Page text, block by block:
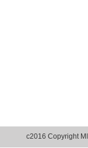
c2016 Copyright